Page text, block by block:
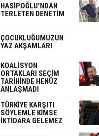
HASİPOĞLU’NDAN
TERLETEN DENETİM
ÇOCUKLUĞUMUZUN
YAZ AKŞAMLARI
KOALİSYON
ORTAKLARI SEÇİM
TARİHİNDE HENÜZ
ANLAŞMADI
TÜRKİYE KARŞITI
SÖYLEMLE KİMSE
İKTİDARA GELEMEZ